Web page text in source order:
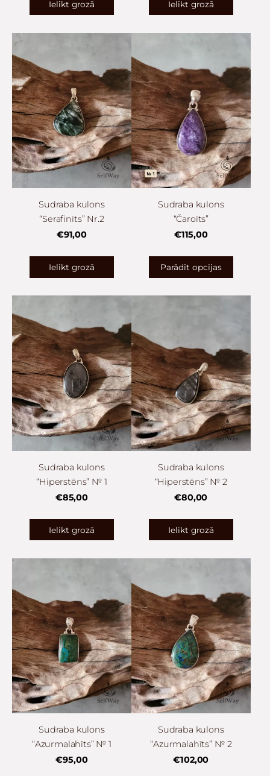
Ielikt grozā Ielikt grozā
Sudraba kulons
“Serafinīts” Nr.2
€91,00
Ielikt grozā
Sudraba kulons
“Čaroīts”
€115,00
Parādīt opcijas
Sudraba kulons
“Hiperstēns” № 1
€85,00
Ielikt grozā
Sudraba kulons
“Hiperstēns” № 2
€80,00
Ielikt grozā
Sudraba kulons
“Azurmalahīts” № 1
€95,00
Sudraba kulons
“Azurmalahīts” № 2
€102,00